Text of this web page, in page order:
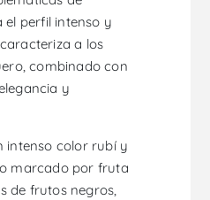
el perfil intenso y
a los
combinado con
y
intenso color rubí y
marcado por fruta
de frutos negros,